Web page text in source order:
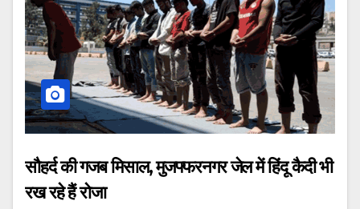
सौहर्द की गजब मिसाल, मुजफ्फरनगर जेल में हिंदू कैदी भी
रख रहे हैं रोजा